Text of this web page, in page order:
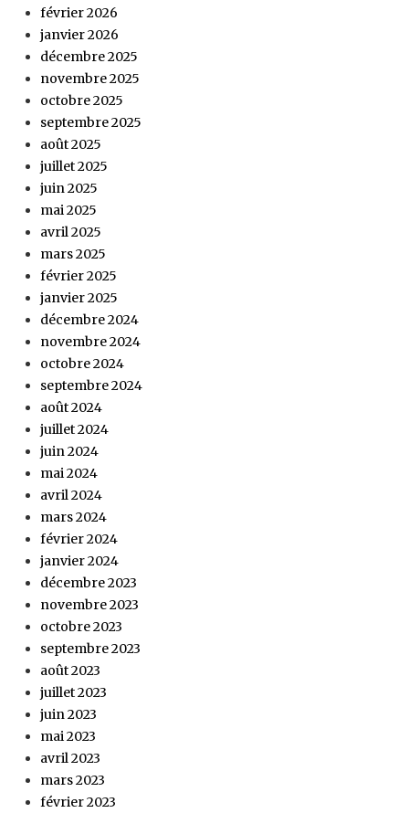
février 2026
janvier 2026
décembre 2025
novembre 2025
octobre 2025
septembre 2025
août 2025
juillet 2025
juin 2025
mai 2025
avril 2025
mars 2025
février 2025
janvier 2025
décembre 2024
novembre 2024
octobre 2024
septembre 2024
août 2024
juillet 2024
juin 2024
mai 2024
avril 2024
mars 2024
février 2024
janvier 2024
décembre 2023
novembre 2023
octobre 2023
septembre 2023
août 2023
juillet 2023
juin 2023
mai 2023
avril 2023
mars 2023
février 2023